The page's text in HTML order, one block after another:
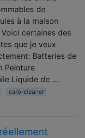
de
à la maison
certaines des
que je veux
Batteries de
Peinture
Liquide de …
carb-cleaner